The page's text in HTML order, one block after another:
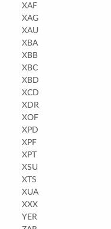
XAF
XAG
XAU
XBA
XBB
XBC
XBD
XCD
XDR
XOF
XPD
XPF
XPT
XSU
XTS
XUA
XXX
YER